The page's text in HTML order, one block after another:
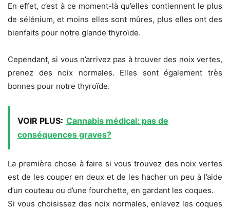
En effet, c’est à ce moment-là qu’elles contiennent le plus
de sélénium, et moins elles sont mûres, plus elles ont des
bienfaits pour notre glande thyroïde.
Cependant, si vous n’arrivez pas à trouver des noix vertes,
prenez des noix normales. Elles sont également très
bonnes pour notre thyroïde.
VOIR PLUS: Cannabis médical: pas de
conséquences graves?
La première chose à faire si vous trouvez des noix vertes
est de les couper en deux et de les hacher un peu à l’aide
d’un couteau ou d’une fourchette, en gardant les coques.
Si vous choisissez des noix normales, enlevez les coques